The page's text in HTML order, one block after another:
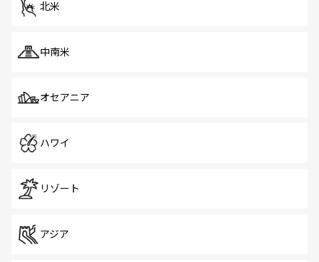
北米
中南米
オセアニア
ハワイ
リゾート
アジア